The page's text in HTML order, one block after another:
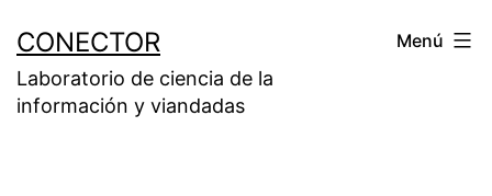
contenido
CONECTOR
Laboratorio de ciencia de la
información y viandadas
Menú